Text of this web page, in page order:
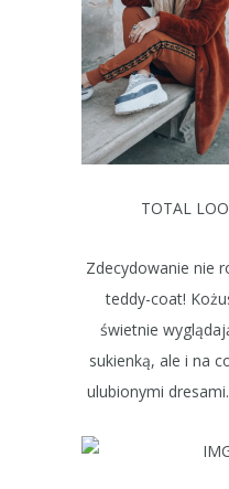
TOTAL
Zdecydowanie nie
teddy-coat!
świetnie
sukienką, ale i na
ulubionymi